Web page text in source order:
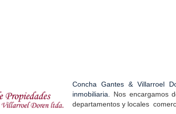
Concha Gantes & Villarroel
inmobiliaria. Nos encargamos
departamentos y locales